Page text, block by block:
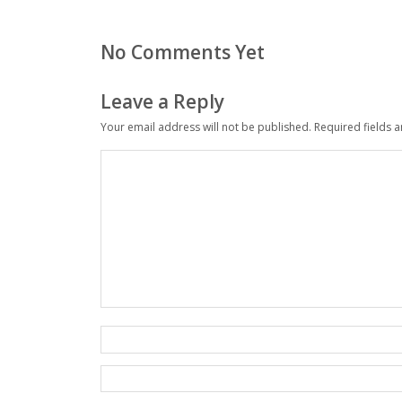
No Comments Yet
Leave a Reply
Your email address will not be published. Required fields